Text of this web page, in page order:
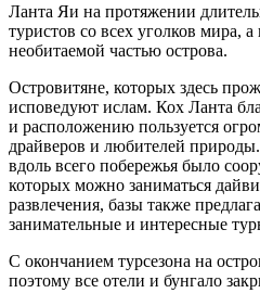
Ланта Яи на протяжении
туристов со всех уголков мира,
необитаемой частью острова.
Островитяне, которых здесь
исповедуют ислам. Кох Ланта
и расположению пользуется
драйверов и любителей
вдоль всего побережья было
которых можно заниматься
развлечения, базы также
занимательные и интересные
С окончанием турсезона на
поэтому все отели и бунгало